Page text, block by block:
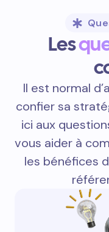
Les
Il est normal
confier sa
ici aux
vous aider à
les bénéfices